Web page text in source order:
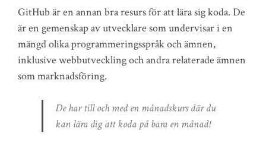
GitHub är en annan bra resurs för att lära sig koda. De
är en gemenskap av utvecklare som undervisar i en
mängd olika programmeringsspråk och ämnen,
inklusive webbutveckling och andra relaterade ämnen
som marknadsföring.
De har till och med en månadskurs där du
kan lära dig att koda på bara en månad!